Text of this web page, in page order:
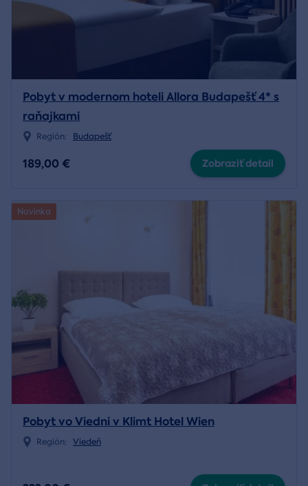
Pobyt v modernom hoteli Allora Budapešť 4* s
raňajkami
Región: Budapešť
189,00 € Zobraziť detail
Novinka
Pobyt vo Viedni v Klimt Hotel Wien
Región: Viedeň